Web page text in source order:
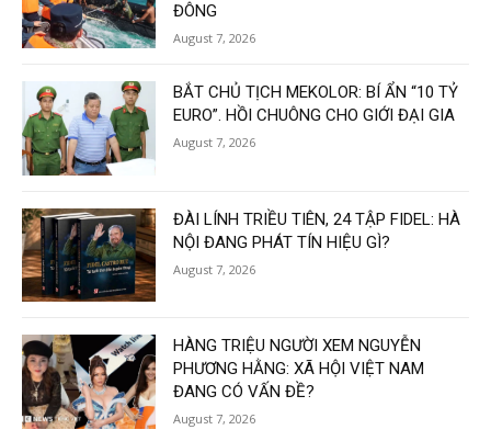
ĐÔNG
August 7, 2026
BẮT CHỦ TỊCH MEKOLOR: BÍ ẨN “10 TỶ
EURO”. HỒI CHUÔNG CHO GIỚI ĐẠI GIA
August 7, 2026
ĐÀI LÍNH TRIỀU TIÊN, 24 TẬP FIDEL: HÀ
NỘI ĐANG PHÁT TÍN HIỆU GÌ?
August 7, 2026
HÀNG TRIỆU NGƯỜI XEM NGUYỄN
PHƯƠNG HẰNG: XÃ HỘI VIỆT NAM
ĐANG CÓ VẤN ĐỀ?
August 7, 2026